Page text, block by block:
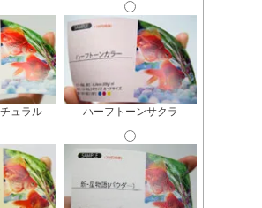
ュラル ハーフトーンサクラ